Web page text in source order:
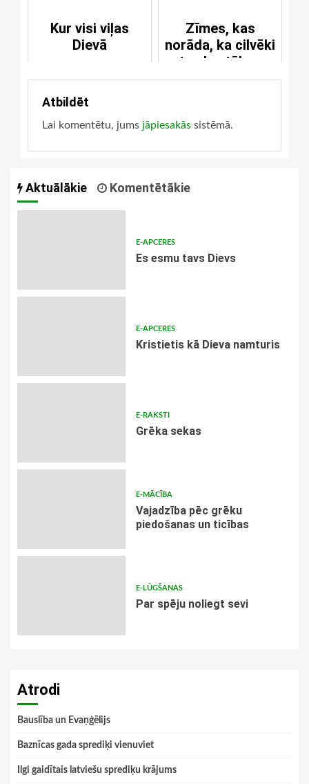
Kur visi viļas
Dievā
Zīmes, kas
norāda, ka cilvēki
atrodas tālu no
žēlastības
Atbildēt
Lai komentētu, jums jāpiesakās sistēmā.
Aktuālākie Komentētākie
E-APCERES
Es esmu tavs Dievs
E-APCERES
Kristietis kā Dieva namturis
E-RAKSTI
Grēka sekas
E-MĀCĪBA
Vajadzība pēc grēku
piedošanas un ticības
E-LŪGŠANAS
Par spēju noliegt sevi
Atrodi
Bauslība un Evaņģēlijs
Baznīcas gada sprediķi vienuviet
Ilgi gaidītais latviešu sprediķu krājums